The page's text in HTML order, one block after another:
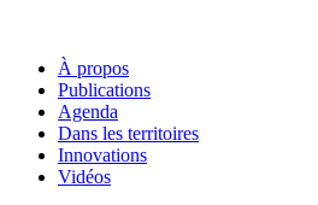
À propos
Publications
Agenda
Dans les territoires
Innovations
Vidéos